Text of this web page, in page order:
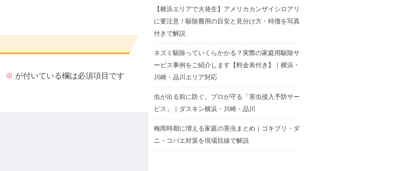
※ が付いている欄は必須項目です
【横浜エリアで大発生】アメリカカンザイシロアリ
に要注意！駆除費用の目安と見分け方・特徴を写真
付きで解説
ネズミ駆除っていくらかかる？実際の家庭用駆除サ
ービス事例をご紹介します【料金表付き】｜横浜・
川崎・品川エリア対応
虫が出る前に防ぐ。プロが守る「害虫侵入予防サー
ビス」｜ダスキン横浜・川崎・品川
梅雨時期に増える家庭の害虫まとめ｜ゴキブリ・ダ
ニ・コバエ対策を現場目線で解説